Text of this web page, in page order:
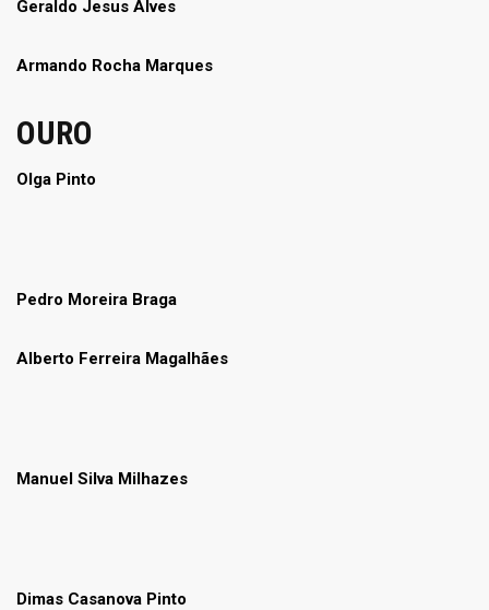
Geraldo Jesus Alves
Armando Rocha Marques
OURO
Olga Pinto
Pedro Moreira Braga
Alberto Ferreira Magalhães
Manuel Silva Milhazes
Dimas Casanova Pinto